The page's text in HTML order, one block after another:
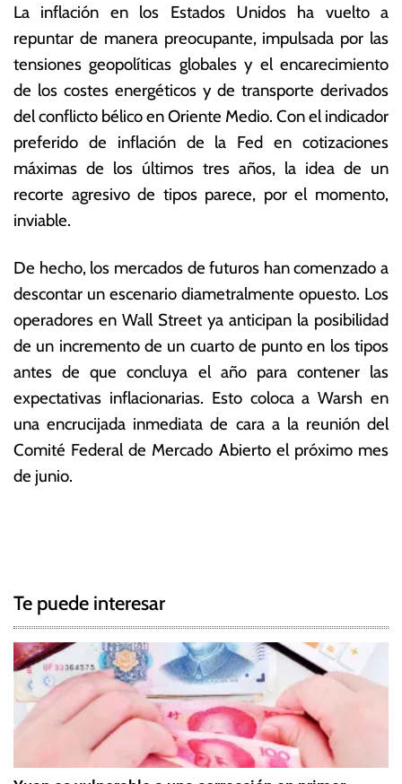
La inflación en los Estados Unidos ha vuelto a
repuntar de manera preocupante, impulsada por las
tensiones geopolíticas globales y el encarecimiento
de los costes energéticos y de transporte derivados
del conflicto bélico en Oriente Medio. Con el indicador
preferido de inflación de la Fed en cotizaciones
máximas de los últimos tres años, la idea de un
recorte agresivo de tipos parece, por el momento,
inviable.
De hecho, los mercados de futuros han comenzado a
descontar un escenario diametralmente opuesto. Los
operadores en Wall Street ya anticipan la posibilidad
de un incremento de un cuarto de punto en los tipos
antes de que concluya el año para contener las
expectativas inflacionarias. Esto coloca a Warsh en
una encrucijada inmediata de cara a la reunión del
Comité Federal de Mercado Abierto el próximo mes
de junio.
e
d
F
e
d
e
v
e
g
a
c
Te puede interesar